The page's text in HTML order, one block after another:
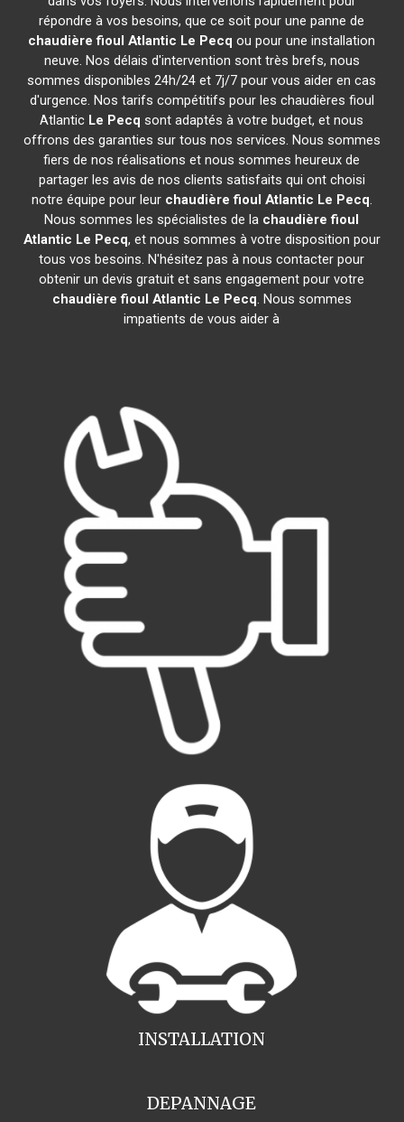
répondre à vos besoins, que ce soit pour une panne de
chaudière fioul Atlantic Le Pecq ou pour une installation
neuve. Nos délais d'intervention sont très brefs, nous
sommes disponibles 24h/24 et 7j/7 pour vous aider en cas
d'urgence. Nos tarifs compétitifs pour les chaudières fioul
Atlantic Le Pecq sont adaptés à votre budget, et nous
offrons des garanties sur tous nos services. Nous sommes
fiers de nos réalisations et nous sommes heureux de
partager les avis de nos clients satisfaits qui ont choisi
notre équipe pour leur chaudière fioul Atlantic Le Pecq.
Nous sommes les spécialistes de la chaudière fioul
Atlantic Le Pecq, et nous sommes à votre disposition pour
tous vos besoins. N'hésitez pas à nous contacter pour
obtenir un devis gratuit et sans engagement pour votre
chaudière fioul Atlantic Le Pecq. Nous sommes
impatients de vous aider à
INSTALLATION
DEPANNAGE